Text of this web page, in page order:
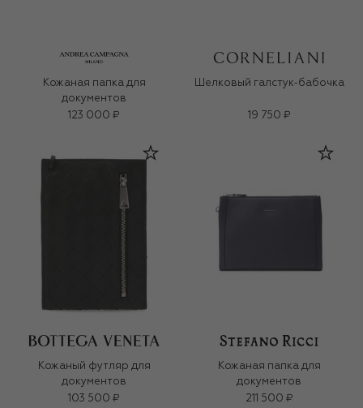
Кожаная папка для
документов
123 000 ₽
Шелковый галстук-бабочка
19 750 ₽
Кожаный футляр для
документов
103 500 ₽
Кожаная папка для
документов
211 500 ₽